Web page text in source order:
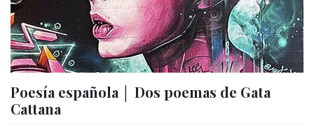
Poesía española │ Dos poemas de Gata
Cattana